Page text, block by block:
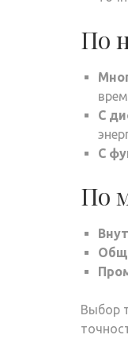
По
С
С
По
Выбор